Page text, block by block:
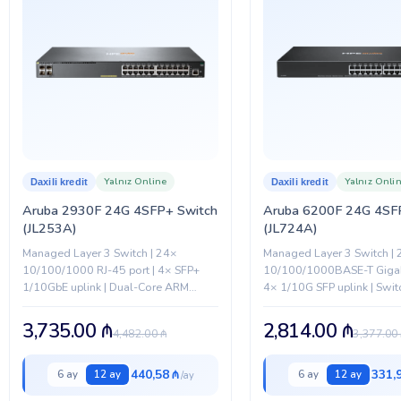
Aruba 2930F 24G 4SFP+ Switch
(JL253A)
Daxili kredit Yalnız Online
Managed Layer 3 Switch | 24×
10/100/1000 RJ-45 port | 4× SFP+
1/10GbE uplink | Dual-Core ARM
SDRAM | 4 GB eMMC...
4,482.00₼
3,735.00 ₼
6 ay 12 ay 440,58 ₼
Aruba 6200F 24G
(JL724A)
Daxili kredit Yalnız
Managed Layer 3 Switch |
10/100/1000BASE-T
4× 1/10G SFP uplink |
Cortex-A72 1.8 GHz | 8
3,377.00
2,814.00 ₼
6 ay 12 ay